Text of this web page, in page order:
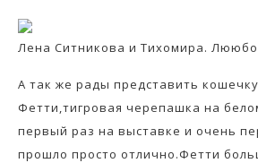
Лена Ситникова и Тихомира.
А так же рады представить
Фетти,тигровая черепашка на
первый раз на выставке и очень
прошло просто отлично.Фетти